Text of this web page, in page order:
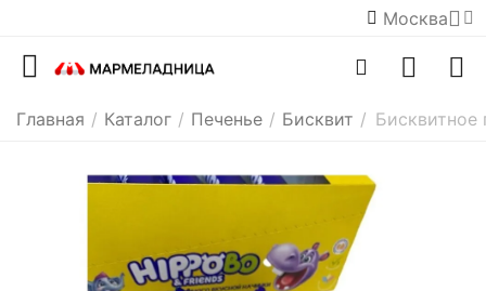
Москва
Главная / Каталог / Печенье / Бисквит / Бисквитное